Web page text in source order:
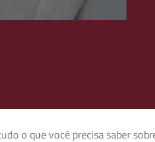
o que você precisa saber